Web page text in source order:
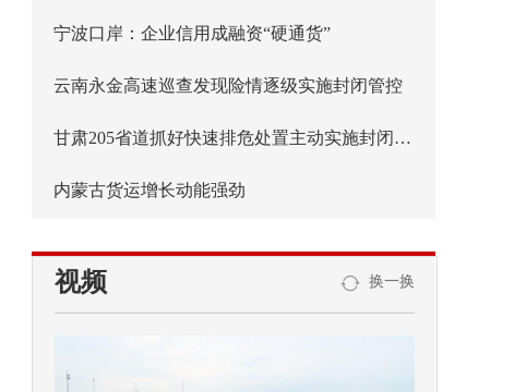
宁波口岸：企业信用成融资“硬通货”
云南永金高速巡查发现险情逐级实施封闭管控
甘肃205省道抓好快速排危处置主动实施封闭管控
内蒙古货运增长动能强劲
视频 换一换